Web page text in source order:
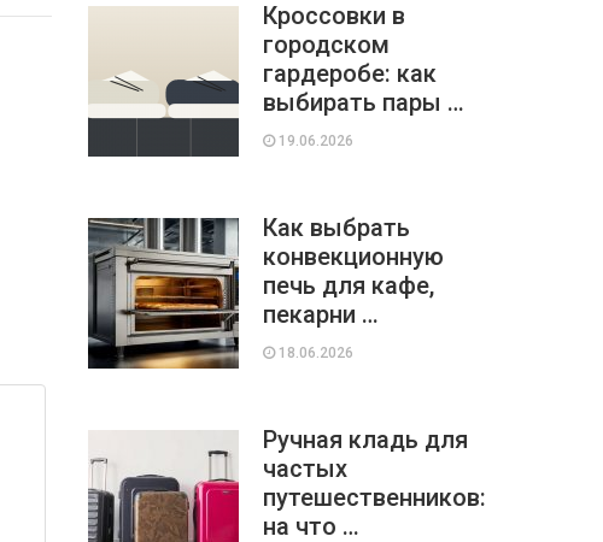
Кроссовки в
городском
гардеробе: как
выбирать пары …
19.06.2026
Как выбрать
конвекционную
печь для кафе,
пекарни …
18.06.2026
Ручная кладь для
частых
путешественников:
на что …